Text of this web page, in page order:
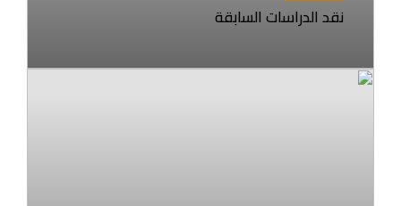
نقد الدراسات السابقة